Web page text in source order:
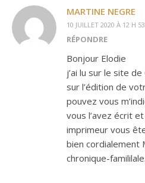
MARTINE NEGRE
10 JUILLET 2020 À 12 H
RÉPONDRE
Bonjour Elodie
j’ai lu sur le site
sur l’édition de
pouvez vous
vous l’avez écrit
imprimeur vous
bien cordialement
chronique-